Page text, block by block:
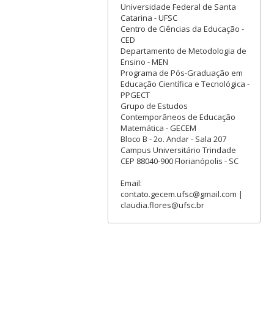
Universidade Federal de Santa
Catarina - UFSC
Centro de Ciências da Educação -
CED
Departamento de Metodologia de
Ensino - MEN
Programa de Pós-Graduação em
Educação Científica e Tecnológica -
PPGECT
Grupo de Estudos
Contemporâneos de Educação
Matemática - GECEM
Bloco B - 2o. Andar - Sala 207
Campus Universitário Trindade
CEP 88040-900 Florianópolis - SC
Email:
contato.gecem.ufsc@gmail.com |
claudia.flores@ufsc.br